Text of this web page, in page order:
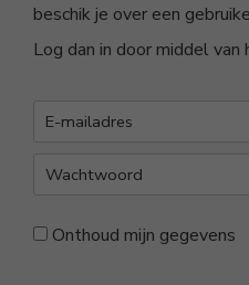
beschik je over een
Log dan in door middel
Onthoud mijn gegevens